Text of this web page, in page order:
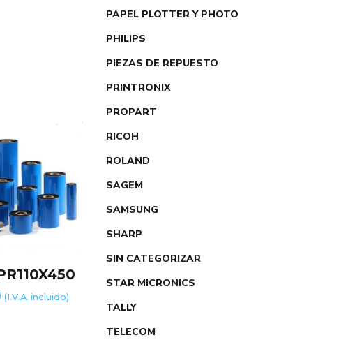
(I.V.A. incluido)
PAPEL PLOTTER Y PHOTO
PHILIPS
PIEZAS DE REPUESTO
PRINTRONIX
PROPART
RICOH
ROLAND
SAGEM
SAMSUNG
SHARP
SIN CATEGORIZAR
STAR MICRONICS
TALLY
TELECOM